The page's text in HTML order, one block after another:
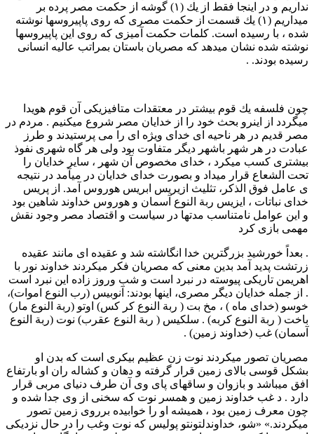
نداریم و در اینجا فقط از يك (۱) گوشه از حکمت مصر پرده بر
میداریم (۱) يك قسمت از حکمت مصری که روی پاپیروسها نوشته
شده ، با رسیده است. کلمات حکمت آمیزی که روی این پاپیروسها
نوشته شده نشان میدهد که مصریان باستان بمراتب عالیه انسانی
رسیده بودند. .
چون فلسفه يك قوم بیشتر در معتقدات متافیزیکی آن قوم هویدا
میگردد از اینرو بحث خود را از خدایان مصر شروع میکنیم . مردم در
مصر قدیم در هر ناحیه ای خدای ویژه ای را می پرستیدند و طرز
عبادت در هر شهر باشهر دیگر متفاوت بود ولی هر گاه شهری نفوذ
بیشتری کسب میکرد ، خدای مخصوص آن شهر ، سایر خدایان را
تحت الشعاع قرار میداد و بصورت خدای خدایان در میآمد در نتیجه
ی عامل فوق الذکر، تثلیث ازیریس ابریس هوروس آمد. از پریس
خدای نباتات ، ايزيس ربة النوع آسمان و هوروس خداوند شاهین بود
و این عوامل نامتناسب مدتها در سیاست و اقتصاد مصر وجود نقش
مهمی بازی کرد
. بعداً خورشید بزرگترین خدا انگاشته شد و عقیده ای مانند عقیده
زرتشت پدید آمد بدین معنی که مصریان فکر میکردند خداوند نور با
اهریمن تاریکی پیوسته در نبرد است و شب وروز زاده این نبرد است
. از جمله خدایان دیگر مصری، اینها بودند: آنوبیس (رب النوع اموات)،
خوسو (خدای ماه ) ، مخ بت ( ربة النوع كر كس) اوتو (ربة النوع مار)
باخت ( ربة النوع كربه) . سلكيس ( ربة النوع عقرب) نوت (ربة النوع
آسمان) غب (خداوند زمین) .
مصریان تصور میکردند نوت زن عظیم بیکری است که بدن او
بشکل قوسی بالای زمین قرار گرفته و دهان و کشاله ران او بارتفاع
افق میباشد و بازوان و ساقهای پای وی آن طرف دنیای مربی قرار
دارد . د غب خداوند زمین و همسر نوت که سخنی از وی جدا شده و
چون معرف زمین بود ، همیشه او را خوابیده برروی زمین تصور
میکردند.» «شو، خداوندلتونتو پولیس که نوت وغب را در حال نزدیکی